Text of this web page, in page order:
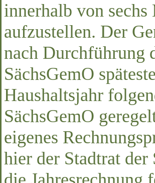
innerhalb von sechs
aufzustellen. Der
nach Durchführung
SächsGemO
Haushaltsjahr
SächsGemO
eigenes
hier der Stadtrat